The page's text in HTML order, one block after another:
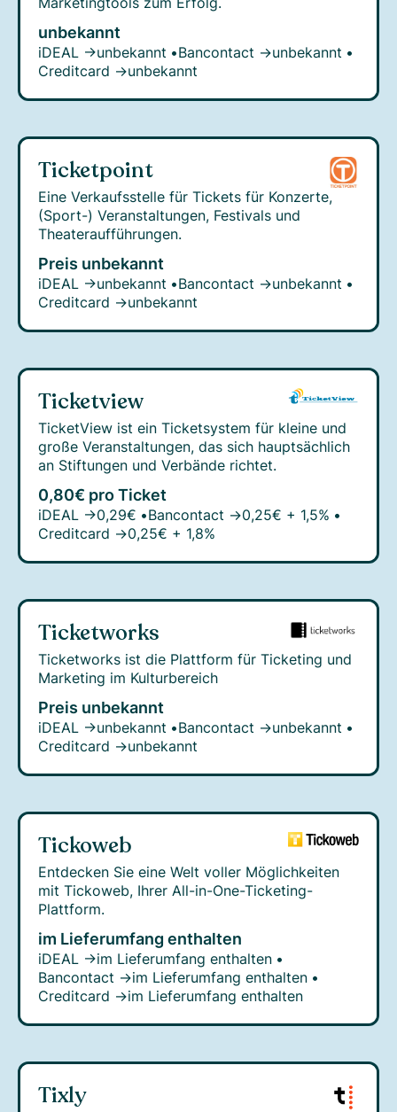
unbekannt
iDEAL →unbekannt •Bancontact →unbekannt •
Creditcard →unbekannt
Ticketpoint
Eine Verkaufsstelle für Tickets für Konzerte,
(Sport-) Veranstaltungen, Festivals und
Theateraufführungen.
Preis unbekannt
iDEAL →unbekannt •Bancontact →unbekannt •
Creditcard →unbekannt
Ticketview
TicketView ist ein Ticketsystem für kleine und
große Veranstaltungen, das sich hauptsächlich
an Stiftungen und Verbände richtet.
0,80€ pro Ticket
iDEAL →0,29€ •Bancontact →0,25€ + 1,5% •
Creditcard →0,25€ + 1,8%
Ticketworks
Ticketworks ist die Plattform für Ticketing und
Marketing im Kulturbereich
Preis unbekannt
iDEAL →unbekannt •Bancontact →unbekannt •
Creditcard →unbekannt
Tickoweb
Entdecken Sie eine Welt voller Möglichkeiten
mit Tickoweb, Ihrer All-in-One-Ticketing-
Plattform.
im Lieferumfang enthalten
iDEAL →im Lieferumfang enthalten •
Bancontact →im Lieferumfang enthalten •
Creditcard →im Lieferumfang enthalten
Tixly